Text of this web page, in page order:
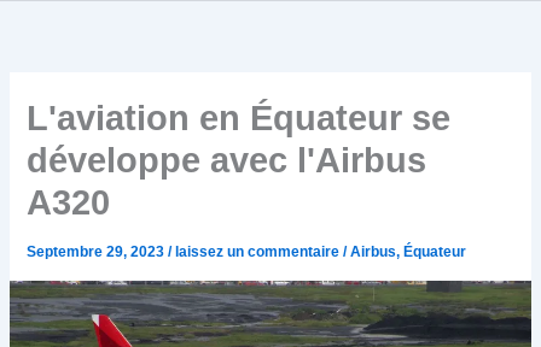
L'aviation en Équateur se
développe avec l'Airbus
A320
Septembre 29, 2023/ laissez un commentaire /Airbus, Équateur